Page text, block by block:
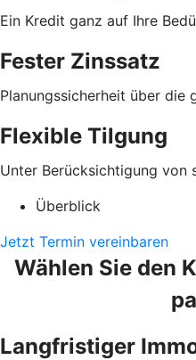
Ein Kredit ganz auf Ihre
Fester Zinssatz
Planungssicherheit über die
Flexible Tilgung
Unter Berücksichtigung von
Überblick
Jetzt Termin vereinbaren
Wählen Sie den
Langfristiger